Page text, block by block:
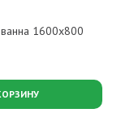
1600x800